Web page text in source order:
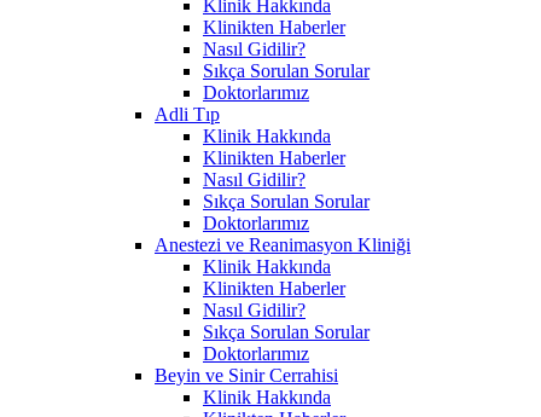
Klinik Hakkında
Klinikten Haberler
Nasıl Gidilir?
Sıkça Sorulan Sorular
Doktorlarımız
Adli Tıp
Klinik Hakkında
Klinikten Haberler
Nasıl Gidilir?
Sıkça Sorulan Sorular
Doktorlarımız
Anestezi ve Reanimasyon Kliniği
Klinik Hakkında
Klinikten Haberler
Nasıl Gidilir?
Sıkça Sorulan Sorular
Doktorlarımız
Beyin ve Sinir Cerrahisi
Klinik Hakkında